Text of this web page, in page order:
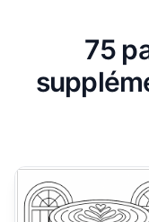
75